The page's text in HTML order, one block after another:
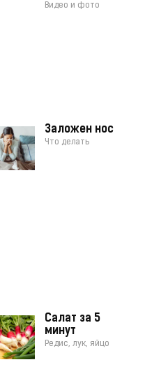
Видео и фото
Заложен нос
Что делать
Салат за 5
минут
Редис, лук, яйцо